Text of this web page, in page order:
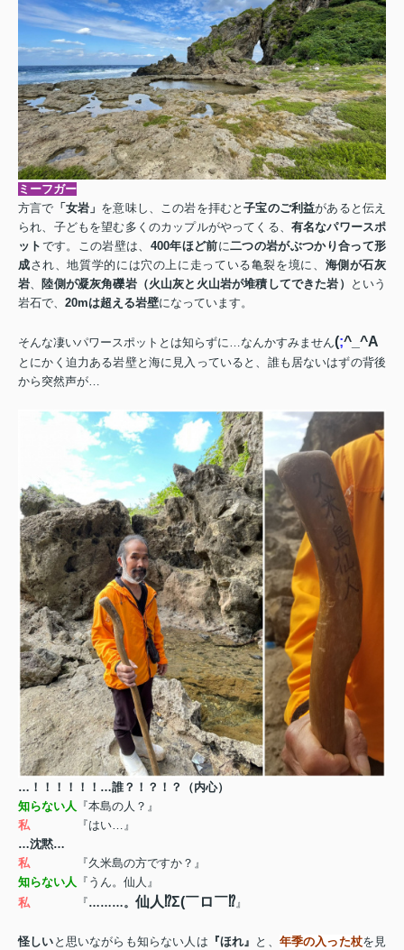
ミーフガー
方言で 「女岩」 を意味し、この岩を拝むと子宝のご利益があると伝え
られ、子どもを望む多くのカップルがやってくる、 有名なパワースポ
ット です。この岩壁は、 400年ほど前に二つの岩がぶつかり合って形
成され、地質学的には穴の上に走っている亀裂を境に、 海側が石灰
岩、 陸側が凝灰角礫岩（火山灰と火山岩が堆積してできた岩）
という
岩石で、 20mは超える岩壁になっています。
そんな凄いパワースポットとは知らずに…なんかすみません(;^_^A
とにかく迫力ある岩壁と海に見入っていると、誰も居ないはずの背後
から突然声が…
…！！！！！！…誰？！？！？（内心）
知らない人 『本島の人？』
私 『はい…』
…沈黙…
私
『久米島の方ですか？』
知らない人 『うん。仙人』
私 『………。 仙人⁉Σ(￣ロ￣⁉』
怪しい と思いながらも知らない人は 『ほれ』 と、 年季の入った杖を見